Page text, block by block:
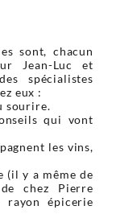
sont, chacun
Jean-Luc et
spécialistes
eux :
sourire.
qui vont
les vins,
(il y a même de
chez Pierre
rayon épicerie